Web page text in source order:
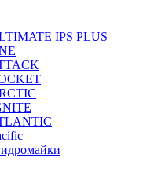
IPS PLUS